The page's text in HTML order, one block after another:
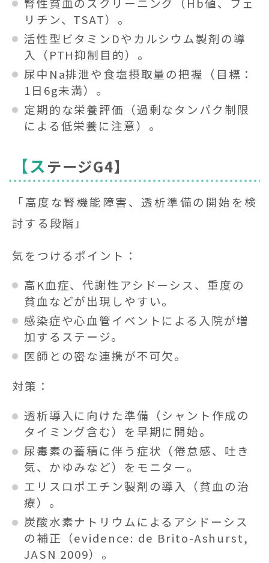
リチン、TSAT）。
活性型ビタミンDやカルシウム製剤の導
入（PTH抑制目的）。
尿中Na排泄や食塩摂取量の把握（目標：
1日6g未満）。
定期的な栄養評価（過剰なタンパク制限
による低栄養に注意）。
【ステージG4】
「高度な腎機能障害、透析準備の開始を検
討する段階」
気をつけるポイント：
高K血症、代謝性アシドーシス、重度の
貧血などが出現しやすい。
感染症や心血管イベントによる入院が増
加するステージ。
医師との密な連携が不可欠。
対策：
透析導入に向けた準備（シャント作成の
タイミング含む）を早期に開始。
尿毒素の蓄積に伴う症状（倦怠感、吐き
気、かゆみなど）をモニター。
エリスロポエチン製剤の導入（貧血の治
療）。
炭酸水素ナトリウムによるアシドーシス
の補正（evidence: de Brito-Ashurst,
JASN 2009）。